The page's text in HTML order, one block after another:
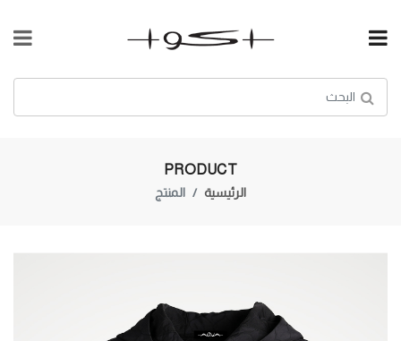
PRODUCT
الرئيسية المنتج